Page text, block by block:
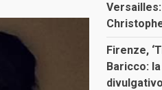
Firenze,
Baricco:
divulgativo